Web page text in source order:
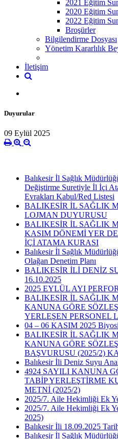
2021 Eğitim
2020 Eğitim
2022 Eğitim
Broşürler
Bilgilendirme Dosyası
Yönetim Kararlılık
İletişim
Duyurular
09 Eylül 2025
Balıkesir İl Sağlık
Değiştirme Suretiyle İl İçi
Evrakları Kabul/Red Listesi
BALIKESİR İL SAĞLIK
LOJMAN DUYURUSU
BALIKESİR İL SAĞLIK
KASIM DÖNEMİ YER
İÇİ ATAMA KURASI
Balıkesir İl Sağlık
Olağan Denetim Planı
BALIKESİR İLİ DENİZ
16.10.2025
2025 EYLÜL AYI
BALIKESİR İL SAĞLIK
KANUNA GÖRE
YERLEŞEN PERSONEL
04 – 06 KASIM 2025
BALIKESİR İL SAĞLIK
KANUNA GÖRE
BAŞVURUSU (2025/2)
Balıkesir İli Deniz Suyu
4924 SAYILI KANUNA
TABİP YERLEŞTİRME
METNİ (2025/2)
2025/7. Aile Hekimliği Ek
2025/7. Aile Hekimliği Ek
2025)
Balıkesir İli 18.09.2025
Balıkesir İl Sağlık